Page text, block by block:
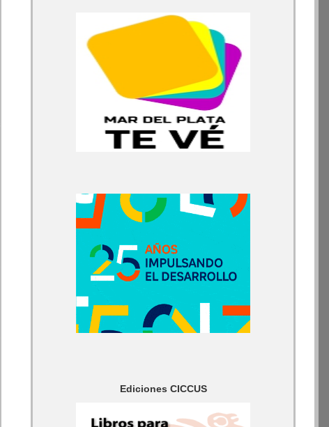
Ediciones CICCUS